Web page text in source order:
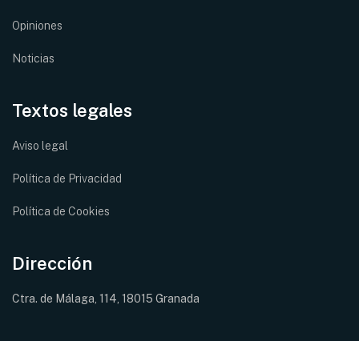
Opiniones
Noticias
Textos legales
Aviso legal
Política de Privacidad
Política de Cookies
Dirección
Ctra. de Málaga, 114, 18015 Granada